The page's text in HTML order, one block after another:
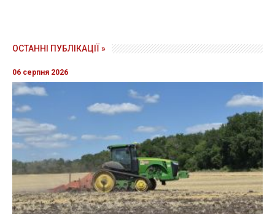
ОСТАННІ ПУБЛІКАЦІЇ »
06 серпня 2026